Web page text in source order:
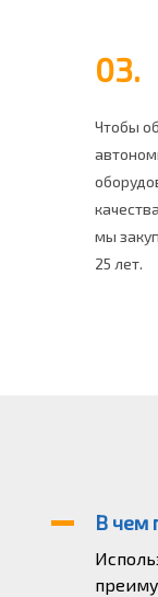
03.
Чтобы
мы
25 лет.
В чем